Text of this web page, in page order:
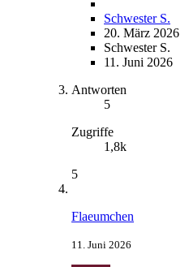
Schwester S.
20. März 2026
Schwester S.
11. Juni 2026
Antworten
5
Zugriffe
1,8k
5
Flaeumchen
11. Juni 2026